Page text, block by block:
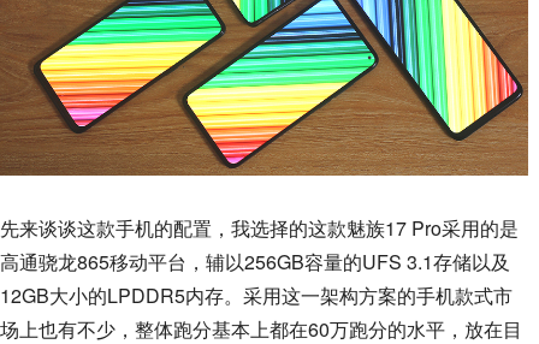
先来谈谈这款手机的配置，我选择的这款魅族17 Pro采用的是
高通骁龙865移动平台，辅以256GB容量的UFS 3.1存储以及
12GB大小的LPDDR5内存。采用这一架构方案的手机款式市
场上也有不少，整体跑分基本上都在60万跑分的水平，放在目